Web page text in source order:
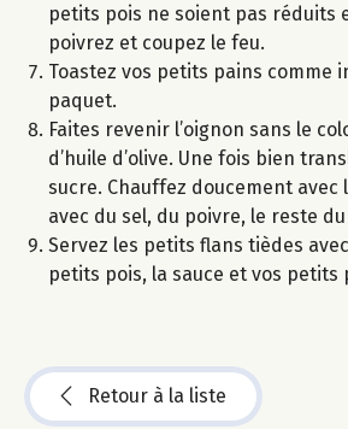
petits pois ne soient pas réduits
poivrez et coupez le feu.
Toastez vos petits pains comme
paquet.
Faites revenir l’oignon sans le
d’huile d’olive. Une fois bien
sucre. Chauffez doucement avec
avec du sel, du poivre, le reste
Servez les petits flans tièdes
petits pois, la sauce et vos petits
Retour à la liste